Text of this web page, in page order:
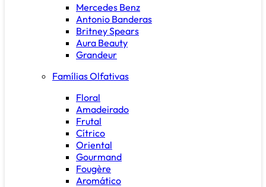
Mercedes Benz
Antonio Banderas
Britney Spears
Aura Beauty
Grandeur
Famílias Olfativas
Floral
Amadeirado
Frutal
Cítrico
Oriental
Gourmand
Fougère
Aromático